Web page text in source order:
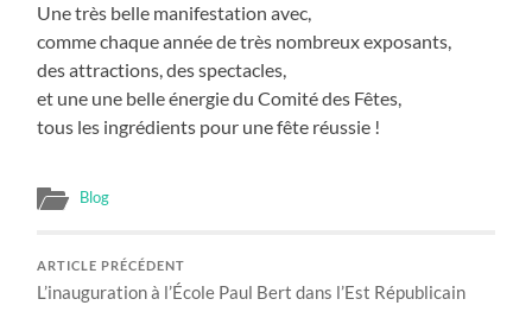
Une très belle manifestation avec,
comme chaque année de très nombreux exposants,
des attractions, des spectacles,
et une une belle énergie du Comité des Fêtes,
tous les ingrédients pour une fête réussie !
Blog
ARTICLE PRÉCÉDENT
L’inauguration à l’École Paul Bert dans l’Est Républicain